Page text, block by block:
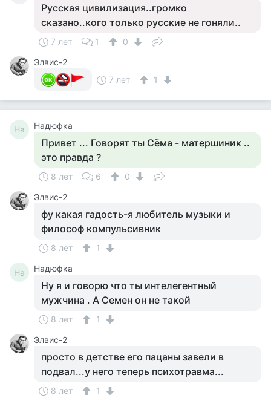
Русская цивилизация..громко
сказано..кого только русские не гоняли..
7 лет 1
0
Элвис-2
7 лет
1
На Надюфка
Привет ... Говорят ты Сёма - матершиник ..
это правда ?
8 лет 6
0
Элвис-2
фу какая гадость-я любитель музыки и
философ компульсивник
8 лет 1
На Надюфка
Ну я и говорю что ты интелегентный
мужчина . А Семен он не такой
8 лет
1
Элвис-2
просто в детстве его пацаны завели в
подвал...у него теперь психотравма...
8 лет 1